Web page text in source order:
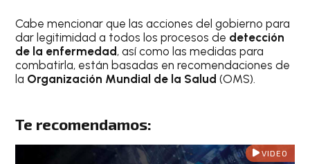
Cabe mencionar que las acciones del gobierno para
dar legitimidad a todos los procesos de detección
de la enfermedad , así como las medidas para
combatirla, están basadas en recomendaciones de
la Organización Mundial de la Salud (OMS).
Te recomendamos:
VIDEO